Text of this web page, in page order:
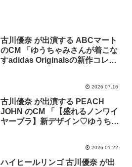
古川優奈 が出演する ABCマート
のCM 「ゆうちゃみさんが着こな
すadidas Originalsの新作コレク
2026.07.16
古川優奈 が出演する PEACH
JOHN のCM 「【盛れるノンワイ
ヤーブラ】新デザイン♡ゆうちゃ
2026.01.22
ハイヒールリンゴ 古川優奈 が出